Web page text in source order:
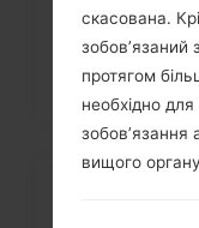
скасована.
зобов’язаний
протягом
необхідно
зобов’язання
вищого